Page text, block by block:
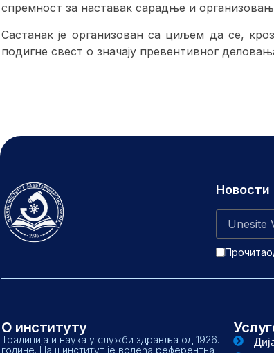
спремност за наставак сарадње и
Састанак је организован са циљем да се,
подигне свест о значају превентивног
О институту
Традиција и наука у служби здравља од 1926.
године. Наш институт је водећа референтна